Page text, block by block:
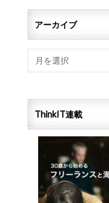
アーカイブ
ThinkIT連載